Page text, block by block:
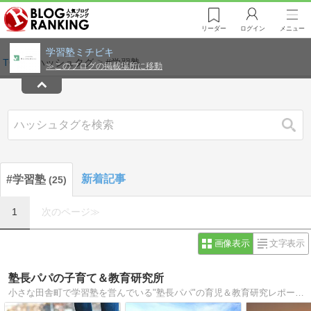
リーダー ログイン メニュー
学習塾ミチビキ
≫ このブログの掲載場所に移動
TOP ハッシュタグ #学習塾
検索
#学習塾 25 新着記事
1 次のページ≫
画像表示 文字表示
塾長パパの子育て＆教育研究所
小さな田舎町で学習塾を営んでいる"塾長パパ"の育児＆教育研究レポート。高2の息子と中1の娘の父で、17年間「頭の良い子に育てない子育て」を実践中。その子育てメソッド、また子育てや教育の仕事を通して学んだこと、感じたことを熱く語る！